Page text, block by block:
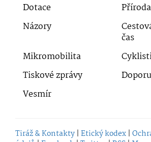
Dotace
Příroda
Názory
čas
Mikromobilita
Tiskové zprávy
Vesmír
Tiráž & Kontakty | Etický kodex |